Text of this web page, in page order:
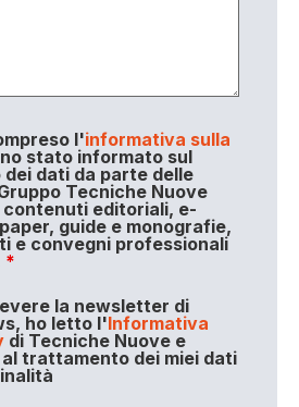
l'informativa sulla
stato informato sul
dati da parte delle
Tecniche Nuove
editoriali, e-
guide e monografie,
e convegni professionali
*
la newsletter di
ho letto l'Informativa
di Tecniche Nuove e
trattamento dei miei dati